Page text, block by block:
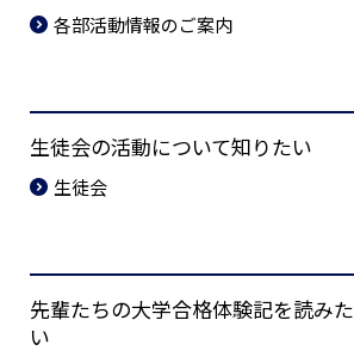
各部活動情報のご案内
生徒会の活動について知りたい
生徒会
先輩たちの大学合格体験記を読みた
い